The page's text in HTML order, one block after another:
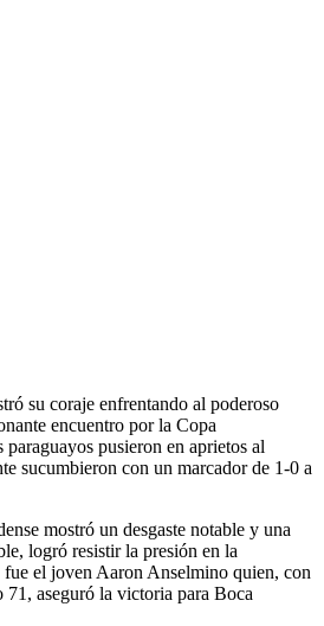
su coraje enfrentando al poderoso
encuentro por la Copa
pusieron en aprietos al
sucumbieron con un marcador de 1-0 a
mostró un desgaste notable y una
logró resistir la presión en la
el joven Aaron Anselmino quien, con
aseguró la victoria para Boca